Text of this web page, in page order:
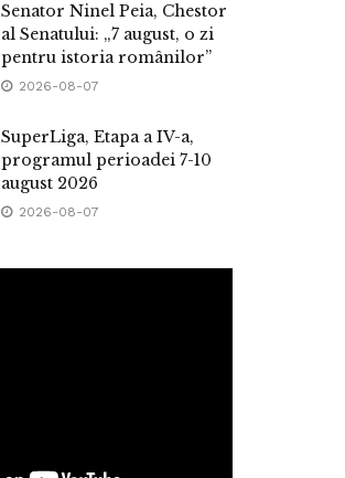
Senator Ninel Peia, Chestor
al Senatului: „7 august, o zi
pentru istoria românilor”
2026-08-07
SuperLiga, Etapa a IV-a,
programul perioadei 7-10
august 2026
2026-08-07